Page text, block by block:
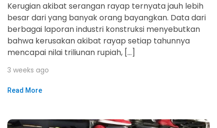
Kerugian akibat serangan rayap ternyata jauh lebih
besar dari yang banyak orang bayangkan. Data dari
berbagai laporan industri konstruksi menyebutkan
bahwa kerusakan akibat rayap setiap tahunnya
mencapai nilai triliunan rupiah, […]
3 weeks ago
Read More